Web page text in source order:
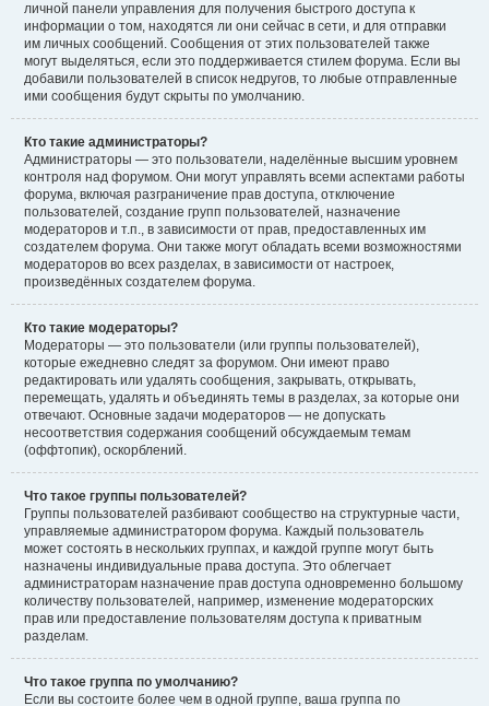
личной панели управления для получения быстрого доступа к
информации о том, находятся ли они сейчас в сети, и для отправки
им личных сообщений. Сообщения от этих пользователей также
могут выделяться, если это поддерживается стилем форума. Если вы
добавили пользователей в список недругов, то любые отправленные
ими сообщения будут скрыты по умолчанию.
Кто такие администраторы?
Администраторы — это пользователи, наделённые высшим уровнем
контроля над форумом. Они могут управлять всеми аспектами работы
форума, включая разграничение прав доступа, отключение
пользователей, создание групп пользователей, назначение
модераторов и т.п., в зависимости от прав, предоставленных им
создателем форума. Они также могут обладать всеми возможностями
модераторов во всех разделах, в зависимости от настроек,
произведённых создателем форума.
Кто такие модераторы?
Модераторы — это пользователи (или группы пользователей),
которые ежедневно следят за форумом. Они имеют право
редактировать или удалять сообщения, закрывать, открывать,
перемещать, удалять и объединять темы в разделах, за которые они
отвечают. Основные задачи модераторов — не допускать
несоответствия содержания сообщений обсуждаемым темам
(оффтопик), оскорблений.
Что такое группы пользователей?
Группы пользователей разбивают сообщество на структурные части,
управляемые администратором форума. Каждый пользователь
может состоять в нескольких группах, и каждой группе могут быть
назначены индивидуальные права доступа. Это облегчает
администраторам назначение прав доступа одновременно большому
количеству пользователей, например, изменение модераторских
прав или предоставление пользователям доступа к приватным
разделам.
Что такое группа по умолчанию?
Если вы состоите более чем в одной группе, ваша группа по